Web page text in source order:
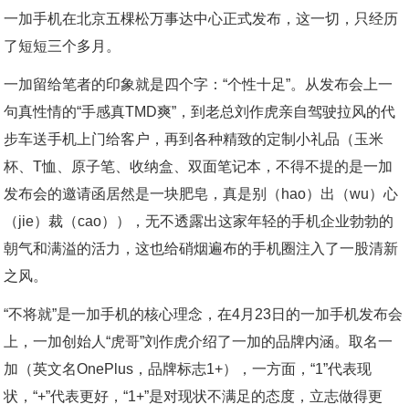
一加手机在北京五棵松万事达中心正式发布，这一切，只经历
了短短三个多月。
一加留给笔者的印象就是四个字：“个性十足”。从发布会上一
句真性情的“手感真TMD爽”，到老总刘作虎亲自驾驶拉风的代
步车送手机上门给客户，再到各种精致的定制小礼品（玉米
杯、T恤、原子笔、收纳盒、双面笔记本，不得不提的是一加
发布会的邀请函居然是一块肥皂，真是别（hao）出（wu）心
（jie）裁（cao）），无不透露出这家年轻的手机企业勃勃的
朝气和满溢的活力，这也给硝烟遍布的手机圈注入了一股清新
之风。
“不将就”是一加手机的核心理念，在4月23日的一加手机发布会
上，一加创始人“虎哥”刘作虎介绍了一加的品牌内涵。取名一
加（英文名OnePlus，品牌标志1+），一方面，“1”代表现
状，“+”代表更好，“1+”是对现状不满足的态度，立志做得更